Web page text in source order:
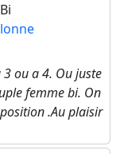
ou a 4. Ou juste
femme bi. On
.Au plaisir